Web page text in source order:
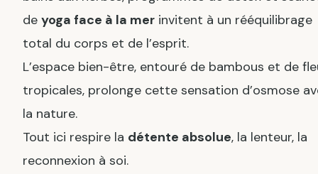
de yoga face à la mer invitent à un rééquilibrage
total du corps et de l’esprit.
L’espace bien-être, entouré de bambous et de
tropicales, prolonge cette sensation d’osmose
la nature.
Tout ici respire la détente absolue, la lenteur, la
reconnexion à soi.